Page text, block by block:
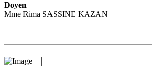
Doyen
Mme Rima SASSINE KAZAN